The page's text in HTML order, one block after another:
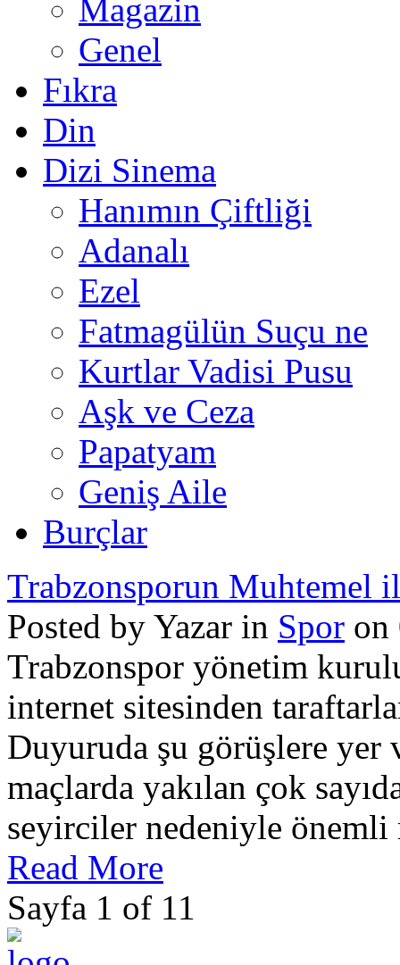
Magazin
Genel
Fıkra
Din
Dizi Sinema
Hanımın Çiftliği
Adanalı
Ezel
Fatmagülün Suçu ne
Kurtlar Vadisi Pusu
Aşk ve Ceza
Papatyam
Geniş Aile
Burçlar
Trabzonsporun Muhtemel
Posted by Yazar in Spor on
Trabzonspor yönetim
internet sitesinden
Duyuruda şu görüşlere yer
maçlarda yakılan çok
seyirciler nedeniyle önemli
Read More
Sayfa 1 of 11